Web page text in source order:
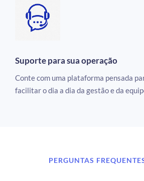
Suporte para sua operação
Conte com uma plataforma pensada
facilitar o dia a dia da gestão e da
PERGUNTAS